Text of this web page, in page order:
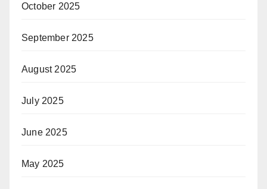
October 2025
September 2025
August 2025
July 2025
June 2025
May 2025